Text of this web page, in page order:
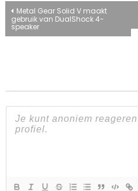
Bericht
navigatie
Metal Gear Solid V maakt
gebruik van DualShock 4-
speaker